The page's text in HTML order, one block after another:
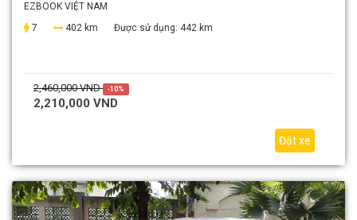
EZBOOK VIỆT NAM
7
402 km Được sử dụng: 442 km
2,460,000 VND -10%
2,210,000 VND
Đặt xe